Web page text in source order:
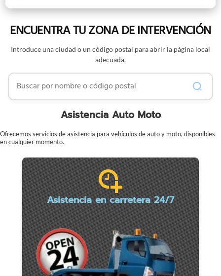
ENCUENTRA TU ZONA DE INTERVENCIÓN
Introduce una ciudad o un código postal para abrir la página local
adecuada.
Buscar por nombre o código postal
Asistencia Auto Moto
Ofrecemos servicios de asistencia para vehículos de auto y moto, disponibles
en cualquier momento.
Asistencia en carretera 24/7